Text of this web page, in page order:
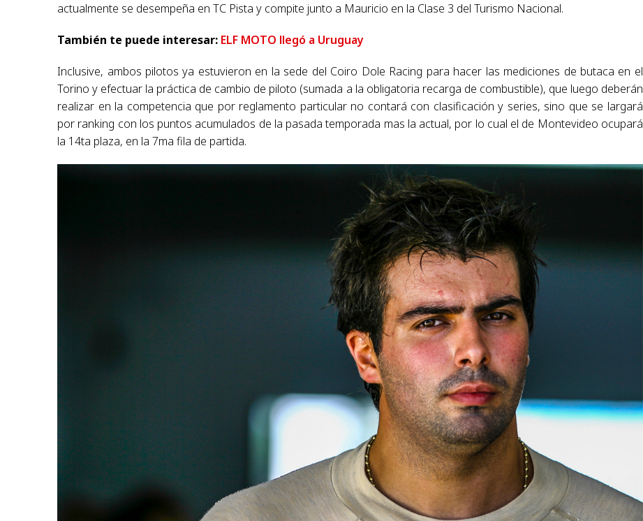
actualmente se desempeña en TC Pista y compite junto a Mauricio en la Clase 3 del Turismo Nacional.
También te puede interesar: ELF MOTO llegó a Uruguay
Inclusive, ambos pilotos ya estuvieron en la sede del Coiro Dole Racing para hacer las mediciones de butaca en el
Torino y efectuar la práctica de cambio de piloto (sumada a la obligatoria recarga de combustible), que luego deberán
realizar en la competencia que por reglamento particular no contará con clasificación y series, sino que se largará
por ranking con los puntos acumulados de la pasada temporada mas la actual, por lo cual el de Montevideo ocupará
la 14ta plaza, en la 7ma fila de partida.